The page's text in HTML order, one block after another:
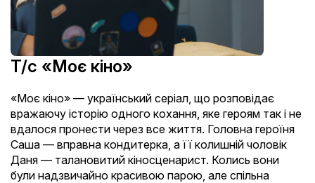
Т/с «Моє кіно»
«Моє кіно» — український серіал, що розповідає
вражаючу історію одного кохання, яке героям так і не
вдалося пронести через все життя. Головна героїня
Саша — вправна кондитерка, а її колишній чоловік
Даня — талановитий кіносценарист. Колись вони
були надзвичайно красивою парою, але спільна